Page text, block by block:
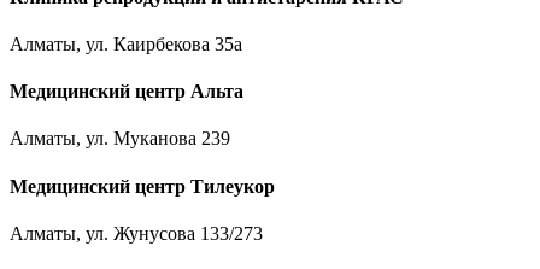
Алматы, ул. Каирбекова 35а
Медицинский центр Альта
Алматы, ул. Муканова 239
Медицинский центр Тилеукор
Алматы, ул. Жунусова 133/273